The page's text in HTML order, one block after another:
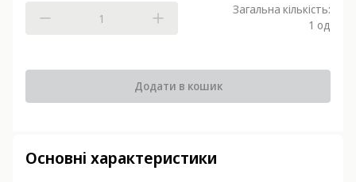
Загальна кількість:
1 од
Додати в кошик
Основні характеристики